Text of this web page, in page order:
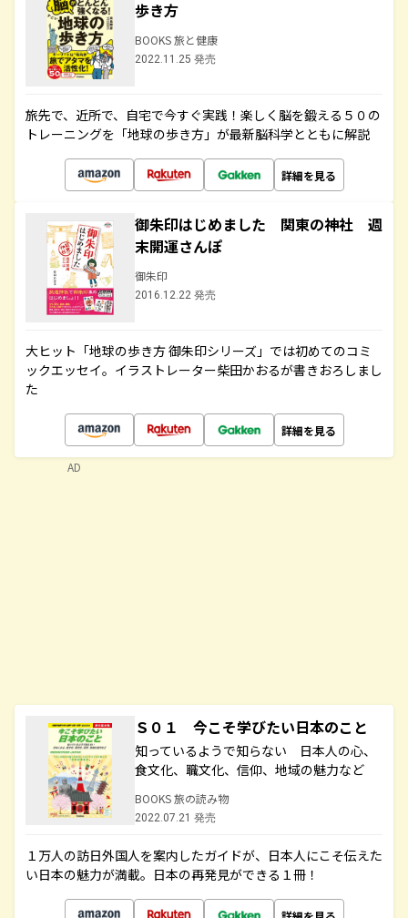
歩き方
BOOKS 旅と健康
2022.11.25 発売
旅先で、近所で、自宅で今すぐ実践！楽しく脳を鍛える５０の
トレーニングを「地球の歩き方」が最新脳科学とともに解説
詳細を見る
御朱印はじめました 関東の神社 週
末開運さんぽ
御朱印
2016.12.22 発売
大ヒット「地球の歩き方 御朱印シリーズ」では初めてのコミ
ックエッセイ。イラストレーター柴田かおるが書きおろしまし
た
詳細を見る
Ｓ０１ 今こそ学びたい日本のこと
知っているようで知らない 日本人の心、
食文化、職文化、信仰、地域の魅力など
BOOKS 旅の読み物
2022.07.21 発売
１万人の訪日外国人を案内したガイドが、日本人にこそ伝えた
い日本の魅力が満載。日本の再発見ができる１冊！
AD